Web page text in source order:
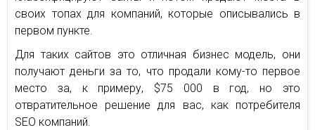
своих топах для компаний, которые описывались в
первом пункте.
Для таких сайтов это отличная бизнес модель, они
получают деньги за то, что продали кому-то первое
место за, к примеру, $75 000 в год, но это
отвратительное решение для вас, как потребителя
SEO компаний.